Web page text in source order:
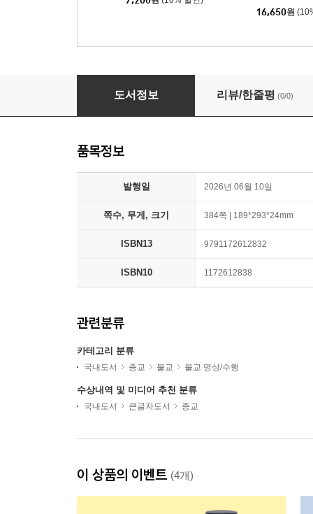
16,650원
나로부터의 자유, 세상을 비추다 (큰글자책)
도서정보 리뷰/한줄평 (0/0)
품목정보
발행일 2026년 06월 10일
쪽수, 무게, 크기 384쪽 | 189*293*24mm
ISBN13 9791172612832
ISBN10 1172612838
관련분류
카테고리 분류
국내도서 종교 불교 불교 명상/수행
수상내역 및 미디어 추천 분류
국내도서 큰글자도서 종교
이 상품의 이벤트 (4개)